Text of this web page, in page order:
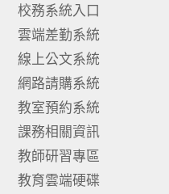
校務系統入口
雲端差勤系統
線上公文系統
網路請購系統
教室預約系統
課務相關資訊
教師研習專區
教育雲端硬碟